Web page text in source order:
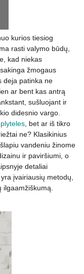
kurios tiesiog
rasti valymo būdų,
kad niekas
žmogaus
deja patinka ne
ar bent kas antrą
sušluojant ir
didesnio vargo.
, bet ar iš tikro
ne? Klasikinius
vandeniu žinome
ir paviršiumi, o
detaliai
įvairiausių metodų,